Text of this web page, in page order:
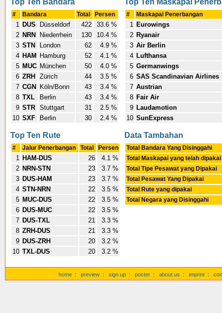
Top Ten Bandara
# Bandara Total Persen
1 DUS Düsseldorf 422
33.6 %
2 NRN Niederrhein 130
10.4 %
3 STN London 62
4.9 %
4 HAM Hamburg 52
4.1 %
5 MUC München 50
4.0 %
6 ZRH Zürich 44
3.5 %
7 CGN Köln/Bonn 43
3.4 %
8 TXL Berlin 43
3.4 %
9 STR Stuttgart 31
2.5 %
10 SXF Berlin 30 2.4 %
Top Ten Maskapai
# Maskapai Penerbangan
1 Eurowings
2 Ryanair
3 Air Berlin
4 Lufthansa
5 Germanwings
6 SAS Scandinavian Airlines
7 Austrian
8 Fair Air
9 Laudamotion
10 SunExpress
Top Ten Rute
# Jalur Penerbangan Total Persen
1 HAM-DUS 26
4.1 %
2 NRN-STN 23
3.7 %
3 DUS-HAM 23
3.7 %
4 STN-NRN 22
3.5 %
5 MUC-DUS 22
3.5 %
6 DUS-MUC 22
3.5 %
7 DUS-TXL 21
3.3 %
8 ZRH-DUS 21
3.3 %
9 DUS-ZRH 20
3.2 %
10 TXL-DUS 20 3.2 %
Data Tambahan
Total Bandara Yang Disinggahi
Total Maskapai yang telah dipakai
Total Tipe Pesawat yang Dipakai
Total Pesawat Yang Dipakai
Total Rute yang dipakai
Total Negara yang Disinggahi
home : preview : sign up : poster : about us : imprint :